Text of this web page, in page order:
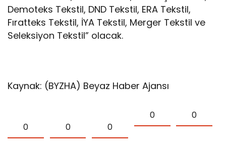
Demoteks Tekstil, DND Tekstil, ERA Tekstil,
Fıratteks Tekstil, İYA Tekstil, Merger Tekstil ve
Seleksiyon Tekstil” olacak.
Kaynak: (BYZHA) Beyaz Haber Ajansı
0 0 0
0 0